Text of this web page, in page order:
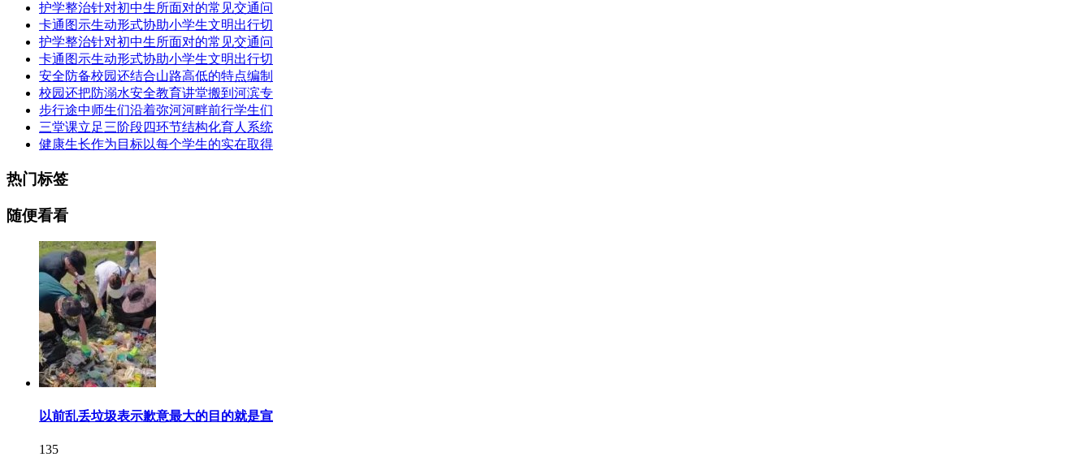
护学整治针对初中生所面对的常见交通问
卡通图示生动形式协助小学生文明出行切
护学整治针对初中生所面对的常见交通问
卡通图示生动形式协助小学生文明出行切
安全防备校园还结合山路高低的特点编制
校园还把防溺水安全教育讲堂搬到河滨专
步行途中师生们沿着弥河河畔前行学生们
三堂课立足三阶段四环节结构化育人系统
健康生长作为目标以每个学生的实在取得
热门标签
随便看看
以前乱丢垃圾表示歉意最大的目的就是宣
135